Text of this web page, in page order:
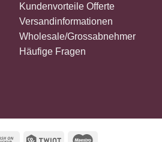
Kundenvorteile Offerte
Versandinformationen
Wholesale/Grossabnehmer
Häufige Fragen
Cash Twint